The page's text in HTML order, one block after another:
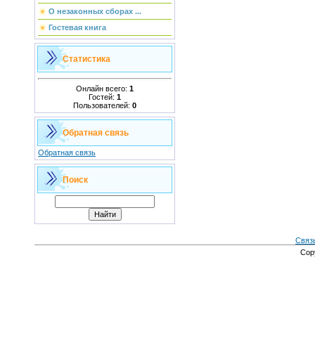
О незаконных сборах ...
Гостевая книга
Статистика
Онлайн всего: 1
Гостей: 1
Пользователей: 0
Обратная связь
Обратная связь
Поиск